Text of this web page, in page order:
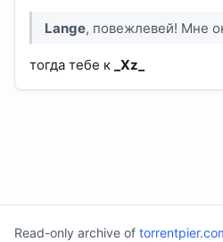
Lange, повежлевей! Мне
тогда тебе к _Xz_
Read-only archive of